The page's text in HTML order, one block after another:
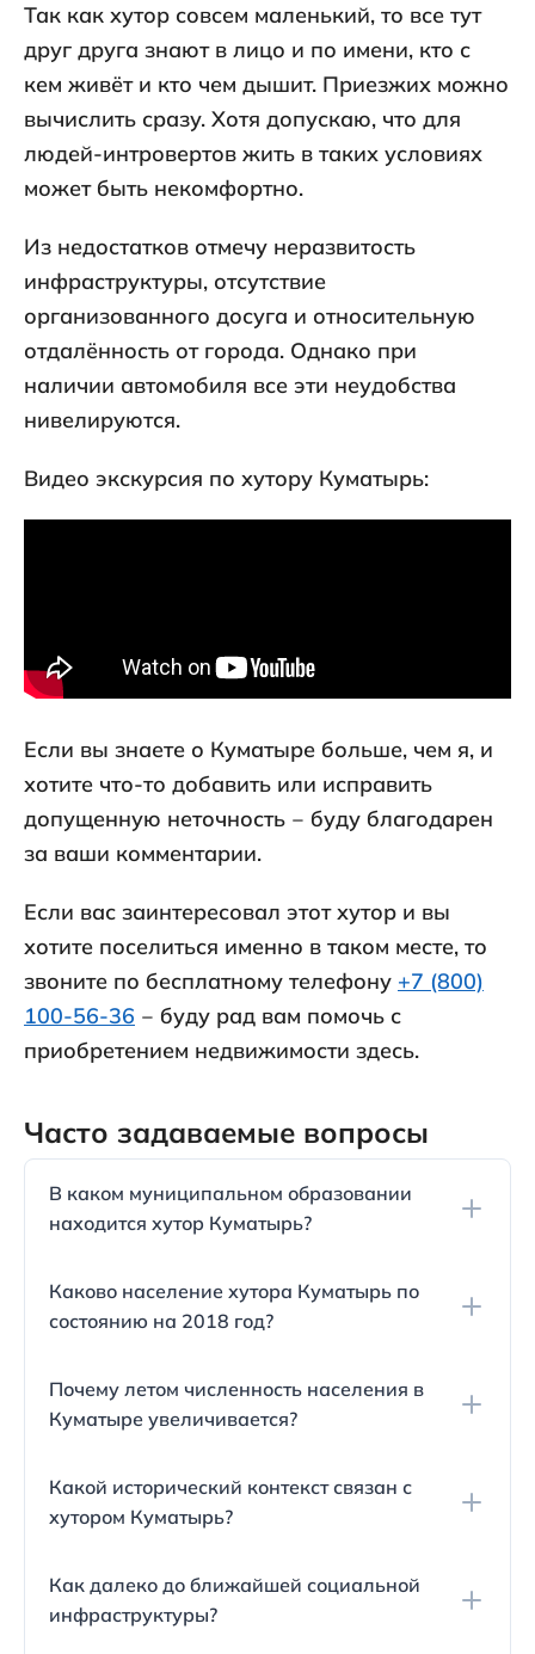
Так как хутор совсем маленький, то все тут
друг друга знают в лицо и по имени, кто с
кем живёт и кто чем дышит. Приезжих можно
вычислить сразу. Хотя допускаю, что для
людей-интровертов жить в таких условиях
может быть некомфортно.
Из недостатков отмечу неразвитость
инфраструктуры, отсутствие
организованного досуга и относительную
отдалённость от города. Однако при
наличии автомобиля все эти неудобства
нивелируются.
Видео экскурсия по хутору Куматырь:
Если вы знаете о Куматыре больше, чем я, и
хотите что-то добавить или исправить
допущенную неточность ‒ буду благодарен
за ваши комментарии.
Если вас заинтересовал этот хутор и вы
хотите поселиться именно в таком месте, то
звоните по бесплатному телефону +7 (800)
100-56-36 ‒ буду рад вам помочь с
приобретением недвижимости здесь.
Часто задаваемые вопросы
В каком муниципальном образовании
находится хутор Куматырь?
Анапа.
Каково население хутора Куматырь по
состоянию на 2018 год?
хутора Куматырь составляло всего 241 человек.
Почему летом численность населения в
Куматыре увеличивается?
использования домов как летних резиденций и
приезда родственников с детьми на каникулы.
Какой исторический контекст связан с
хутором Куматырь?
синды, греки и черкесы. Также название хутора
происходит от тюркского слова «кум», что
Как далеко до ближайшей социальной
инфраструктуры?